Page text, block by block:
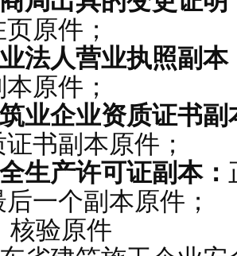
原件；
法人营业执照副本
原件；
业企业资质证书副
书副本原件；
生产许可证副本：
一个副本原件；
验原件